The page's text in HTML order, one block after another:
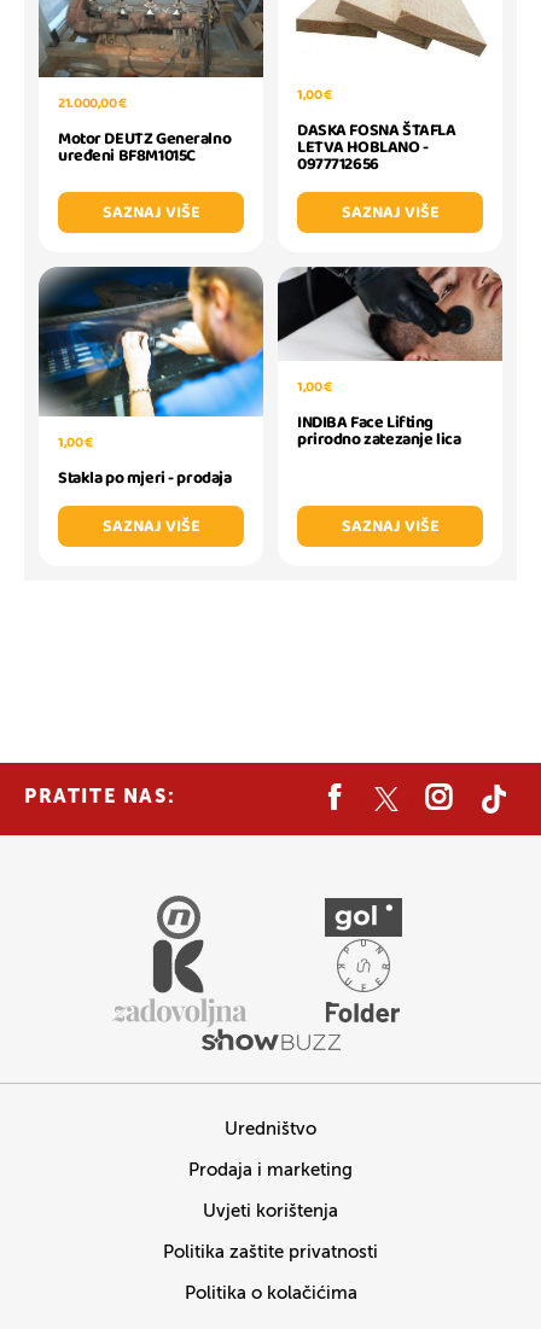
21.000,00 €
Motor DEUTZ Generalno
uređeni BF8M1015C
SAZNAJ VIŠE
1,00 €
DASKA FOSNA ŠTAFLA
LETVA HOBLANO -
0977712656
SAZNAJ VIŠE
1,00 €
Stakla po mjeri - prodaja
SAZNAJ VIŠE
1,00 €
INDIBA Face Lifting
prirodno zatezanje lica
SAZNAJ VIŠE
PRATITE NAS:
Uredništvo
Prodaja i marketing
Uvjeti korištenja
Politika zaštite privatnosti
Politika o kolačićima